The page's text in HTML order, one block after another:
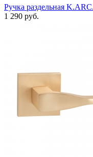
Ручка раздельная
1 290 руб.